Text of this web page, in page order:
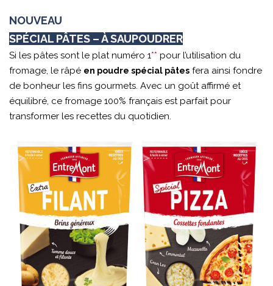
NOUVEAU
SPÉCIAL PÂTES – À SAUPOUDRER
Si les pâtes sont le plat numéro 1** pour l’utilisation du
fromage, le râpé en poudre spécial pâtes fera ainsi fondre
de bonheur les fins gourmets. Avec un goût affirmé et
équilibré, ce fromage 100% français est parfait pour
transformer les recettes du quotidien.